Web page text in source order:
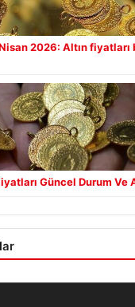
2026: Altın fiyatları
Güncel Durum Ve